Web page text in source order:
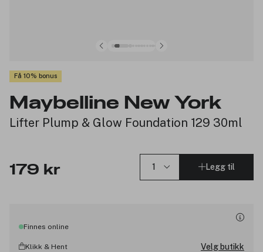
Få 10% bonus
Maybelline New York
Lifter Plump & Glow Foundation 129 30ml
179 kr Legg til
Finnes online
Klikk & Hent Velg butikk